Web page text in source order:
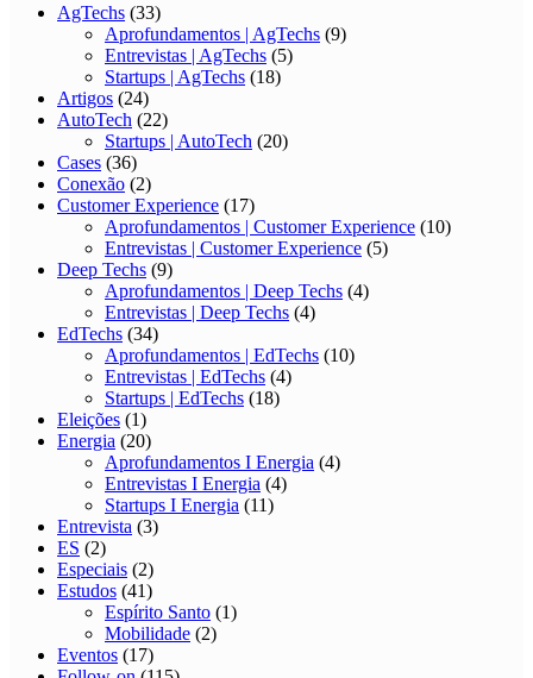
AgTechs (33)
Aprofundamentos | AgTechs (9)
Entrevistas | AgTechs (5)
Startups | AgTechs (18)
Artigos (24)
AutoTech (22)
Startups | AutoTech (20)
Cases (36)
Conexão (2)
Customer Experience (17)
Aprofundamentos | Customer Experience (10)
Entrevistas | Customer Experience (5)
Deep Techs (9)
Aprofundamentos | Deep Techs (4)
Entrevistas | Deep Techs (4)
EdTechs (34)
Aprofundamentos | EdTechs (10)
Entrevistas | EdTechs (4)
Startups | EdTechs (18)
Eleições (1)
Energia (20)
Aprofundamentos I Energia (4)
Entrevistas I Energia (4)
Startups I Energia (11)
Entrevista (3)
ES (2)
Especiais (2)
Estudos (41)
Espírito Santo (1)
Mobilidade (2)
Eventos (17)